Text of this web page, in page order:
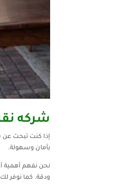
شركه
إذا كنت تبحث عن
بأمان وسهولة.
نحن نفهم أهمية
ودقة. كما نوفر